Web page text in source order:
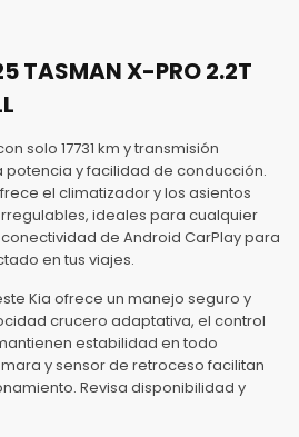
TASMAN X-PRO 2.2T
solo 17731 km y transmisión
y facilidad de conducción.
el climatizador y los asientos
ideales para cualquier
de Android CarPlay para
en tus viajes.
Kia ofrece un manejo seguro y
crucero adaptativa, el control
estabilidad en todo
y sensor de retroceso facilitan
Revisa disponibilidad y